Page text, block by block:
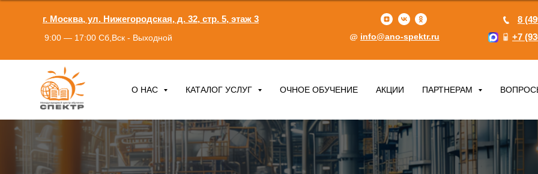
г. Москва, ул. Нижегородская, д. 32, стр. 5, этаж 3
+7
8
info@ano-spektr.ru
9:00 — 17:00 Сб,Вск - Выходной
О НАС КАТАЛОГ УСЛУГ ОЧНОЕ ОБУЧЕНИЕ АКЦИИ ПАРТНЕРАМ